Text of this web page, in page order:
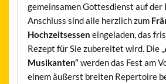
gemeinsamen Gottesdienst auf der
Anschluss sind alle herzlich zum
Hochzeitsessen eingeladen, das
Rezept für Sie zubereitet wird. Die „
Musikanten“werden das Fest am
einem äußerst breiten Repertoire